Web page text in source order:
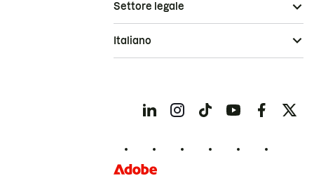
Settore legale
Italiano